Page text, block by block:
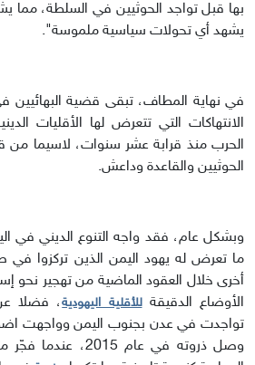
بها قبل تواجد الحوثيين في السلطة، مما
يشهد أي تحولات سياسية ملموسة".
في نهاية المطاف، تبقى قضية البهائيين
الانتهاكات التي تتعرض لها الأقليات
الحرب منذ قرابة عشر سنوات، لاسيما من
الحوثيين والقاعدة وداعش.
وبشكل عام، فقد واجه التنوع الديني في
ما تعرض له يهود اليمن الذين تركزوا
أخرى خلال العقود الماضية من تهجير نحو
الأوضاع الدقيقةللأقلية اليهودية، فضلا عن
تواجدت في عدن بجنوب اليمن وواجهت
وصل ذروته في عام